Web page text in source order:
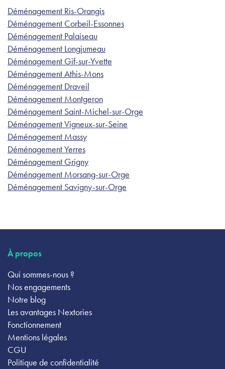
Déménagement Ris-Orangis
Déménagement Corbeil-Essonnes
Déménagement Palaiseau
Déménagement Longjumeau
Déménagement Gif-sur-Yvette
Déménagement Athis-Mons
Déménagement Draveil
Déménagement Montgeron
Déménagement Saint-Michel-sur-Orge
Déménagement Vigneux-sur-Seine
Déménagement Massy
Déménagement Yerres
Déménagement Grigny
Déménagement Morsang-sur-Orge
Déménagement Savigny-sur-Orge
À propos
Qui sommes-nous ?
Nos engagements
Notre blog
Les avantages Nextories
Fonctionnement
Mentions légales
CGU
Politique de confidentialité